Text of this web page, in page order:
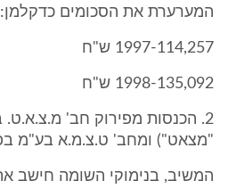
המערערת את הסכומים כדקלמן:
1997-114,257 ש"ח
1998-135,092 ש"ח
2. הכנסות מפירוק חב' מ.צ.א.ט.
"מצאט") ומחב' ט.צ.מ.א בע"מ
המשיב, בנימוקי השומה חישב